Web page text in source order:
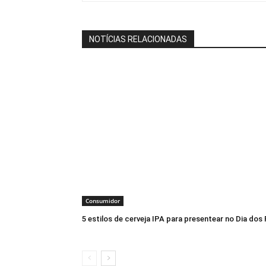
NOTÍCIAS RELACIONADAS
Consumidor
5 estilos de cerveja IPA para presentear no Dia dos